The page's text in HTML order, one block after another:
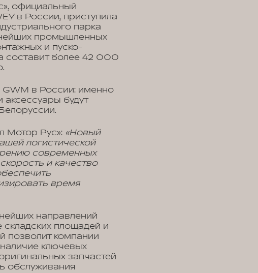
официальный
в России, приступила
парка
промышленных
и пуско-
составит более 42 000
в России: именно
будут
Мотор Рус»: «Новый
логистической
современных
и качество
время
направлений
площадей и
позволит компании
ключевых
запчастей
обслуживания